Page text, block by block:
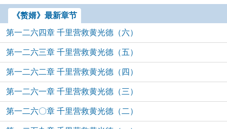
《赘婿》最新章节
第一二六四章 千里营救黄光德（六）
第一二六三章 千里营救黄光德（五）
第一二六二章 千里营救黄光德（四）
第一二六一章 千里营救黄光德（三）
第一二六〇章 千里营救黄光德（二）